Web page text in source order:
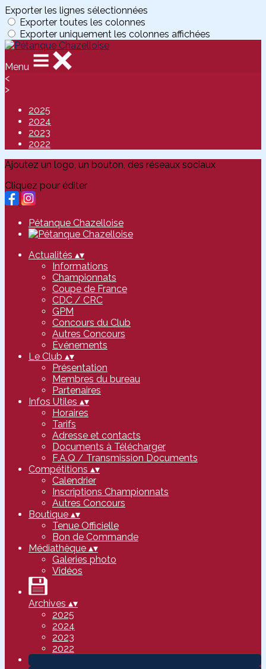
Exporter les lignes sélectionnées
Exporter toutes les colonnes
Exporter uniquement les colonnes affichées
Menu
<
>
2025
2024
2023
2022
Ajoutez un logo, un bouton, des réseaux sociaux
Cliquez pour éditer
Pétanque Chazelloise
Actualités ▴▾
Informations
Championnats
Coupe de France
CDC / CRC
GPM
Concours du Club
Autres Concours
Événements
Le Club ▴▾
Présentation
Membres du bureau
Partenaires
Infos Utiles ▴▾
Horaires
Tarifs
Adresse et contacts
Documents à Télécharger
F.A.Q / Transmission Documents
Compétitions ▴▾
Calendrier
Inscriptions Championnats
Autres Concours
Boutique ▴▾
Tenue Officielle
Bon de Commande
Médiathèque ▴▾
Galeries photo
Vidéos
Archives ▴▾
2025
2024
2023
2022